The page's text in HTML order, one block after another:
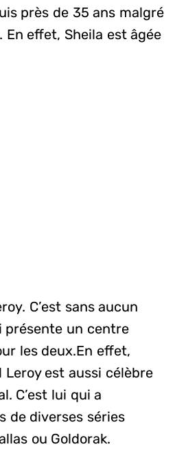
près de 35 ans malgré
En effet, Sheila est âgée
C’est sans aucun
présente un centre
les deux.En effet,
Leroy est aussi célèbre
C’est lui qui a
de diverses séries
ou Goldorak.